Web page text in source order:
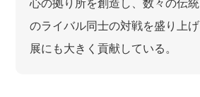
心の拠り所を創造し、数々の伝
のライバル同士の対戦を盛り上
展にも大きく貢献している。